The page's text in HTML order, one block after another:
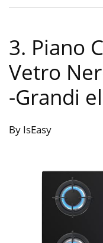
3. Piano
Vetro
-Grandi
By IsEasy